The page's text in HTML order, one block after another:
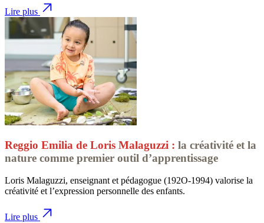
Lire plus
Reggio Emilia de Loris Malaguzzi : la créativité et la
nature comme premier outil d’apprentissage
Loris Malaguzzi, enseignant et pédagogue (192O-1994) valorise la
créativité et l’expression personnelle des enfants.
Lire plus